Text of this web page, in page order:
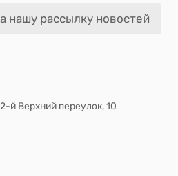
нашу рассылку новостей
й Верхний переулок, 10